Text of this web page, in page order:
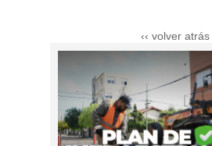
‹‹ volver atrás